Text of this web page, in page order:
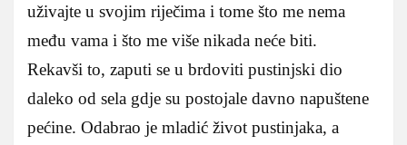
uživajte u svojim riječima i tome što me nema
među vama i što me više nikada neće biti.
Rekavši to, zaputi se u brdoviti pustinjski dio
daleko od sela gdje su postojale davno napuštene
pećine. Odabrao je mladić život pustinjaka, a